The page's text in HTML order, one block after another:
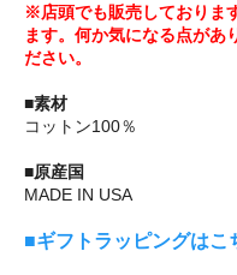
※店頭でも販売しておりま
ます。何か気になる点があ
ださい。
■素材
コットン100％
■原産国
MADE IN USA
■ギフトラッピングはこ